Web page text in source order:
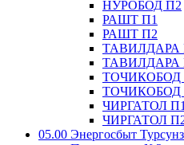
НУРОБОД П2
РАШТ П1
РАШТ П2
ТАВИЛДАРА
ТАВИЛДАРА
ТОЧИКОБОД
ТОЧИКОБОД
ЧИРГАТОЛ П1
ЧИРГАТОЛ
05.00 Энергосбыт